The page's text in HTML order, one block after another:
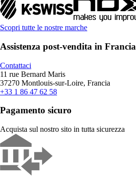
Scopri tutte le nostre marche
Assistenza post-vendita in Francia
Contattaci
11 rue Bernard Maris
37270 Montlouis-sur-Loire, Francia
+33 1 86 47 62 58
Pagamento sicuro
Acquista sul nostro sito in tutta sicurezza